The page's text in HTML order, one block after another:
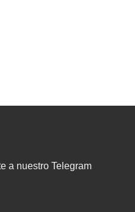
a nuestro Telegram